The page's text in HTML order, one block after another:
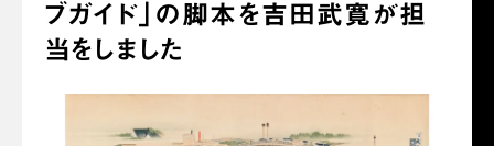
ブガイド」の脚本を吉田武寛が担
当をしました